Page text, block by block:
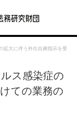
拡大に伴う外出自粛指示を受
ス感染症の
ての業務の